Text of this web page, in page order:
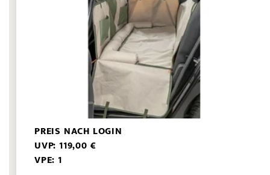
PREIS NACH LOGIN
UVP: 119,00 €
VPE: 1